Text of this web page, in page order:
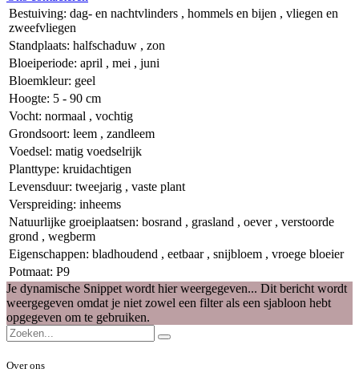
Bestuiving: dag- en nachtvlinders , hommels en bijen , vliegen en
zweefvliegen
Standplaats: halfschaduw , zon
Bloeiperiode: april , mei , juni
Bloemkleur: geel
Hoogte: 5 - 90 cm
Vocht: normaal , vochtig
Grondsoort: leem , zandleem
Voedsel: matig voedselrijk
Planttype: kruidachtigen
Levensduur: tweejarig , vaste plant
Verspreiding: inheems
Natuurlijke groeiplaatsen: bosrand , grasland , oever, verstoorde
grond , wegberm
Eigenschappen: bladhoudend , eetbaar, snijbloem , vroege bloeier
Potmaat: P9
Je dynamische Snippet wordt hier weergegeven... Dit bericht wordt
weergegeven omdat je niet zowel een filter als een sjabloon hebt
opgegeven om te gebruiken.
Over ons